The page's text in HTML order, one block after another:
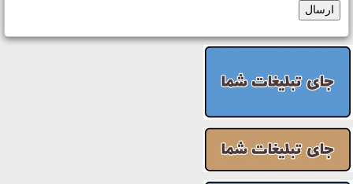
ارسال